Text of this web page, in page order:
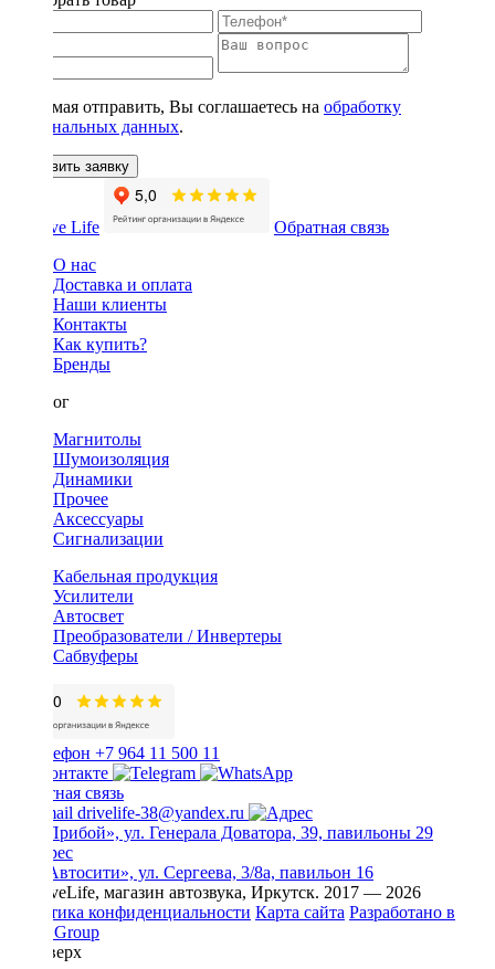
Нажимая отправить, Вы соглашаетесь на обработку
персональных данных.
Оставить заявку
Обратная связь
О нас
Доставка и оплата
Наши клиенты
Контакты
Как купить?
Бренды
Каталог
Магнитолы
Шумоизоляция
Динамики
Прочее
Аксессуары
Сигнализации
Кабельная продукция
Усилители
Автосвет
Преобразователи / Инвертеры
Сабвуферы
+7 964 11 500 11
Обратная связь
drivelife-38@yandex.ru
ТЦ «Прибой», ул. Генерала Доватора, 39, павильоны 29
ТЦ «Автосити», ул. Сергеева, 3/8а, павильон 16
© DriveLife, магазин автозвука, Иркутск. 2017 — 2026
Политика конфиденциальности Карта сайта Разработано в
Prime Group